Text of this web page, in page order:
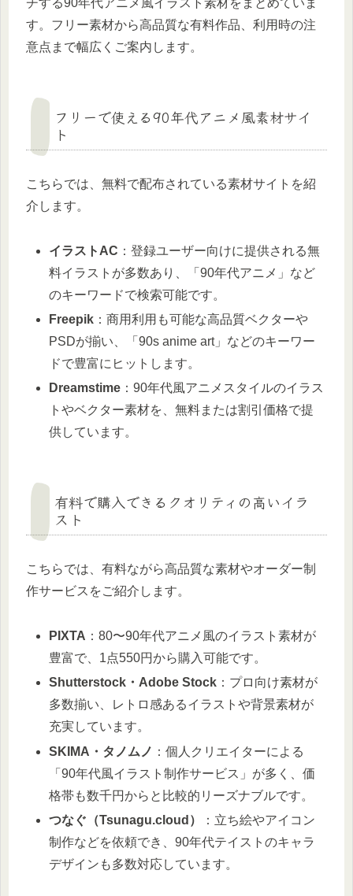
チする90年代アニメ風イラスト素材をまとめていま
す。フリー素材から高品質な有料作品、利用時の注
意点まで幅広くご案内します。
フリーで使える90年代アニメ風素材サイ
ト
こちらでは、無料で配布されている素材サイトを紹
介します。
イラストAC ：登録ユーザー向けに提供される無
料イラストが多数あり、「90年代アニメ」など
のキーワードで検索可能です。
Freepik ：商用利用も可能な高品質ベクターや
PSDが揃い、「90s anime art」などのキーワー
ドで豊富にヒットします。
Dreamstime ：90年代風アニメスタイルのイラス
トやベクター素材を、無料または割引価格で提
供しています。
有料で購入できるクオリティの高いイラ
スト
こちらでは、有料ながら高品質な素材やオーダー制
作サービスをご紹介します。
PIXTA ：80〜90年代アニメ風のイラスト素材が
豊富で、1点550円から購入可能です。
Shutterstock・Adobe Stock ：プロ向け素材が
多数揃い、レトロ感あるイラストや背景素材が
充実しています。
SKIMA・タノムノ ：個人クリエイターによる
「90年代風イラスト制作サービス」が多く、価
格帯も数千円からと比較的リーズナブルです。
つなぐ（Tsunagu.cloud）
：立ち絵やアイコン
制作などを依頼でき、90年代テイストのキャラ
デザインも多数対応しています。